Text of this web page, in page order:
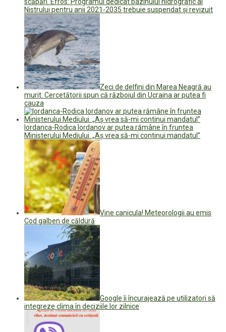
Nistrului pentru anii 2021-2035 trebuie suspendat și revizuit
Zeci de delfini din Marea Neagră au
murit. Cercetătorii spun că războiul din Ucraina ar putea fi
cauza
Iordanca-Rodica Iordanov ar putea rămâne în fruntea
Ministerului Mediului. „Aș vrea să-mi continui mandatul”
Vine canicula! Meteorologii au emis
Cod galben de căldură
Google îi încurajează pe utilizatori să
integreze clima în deciziile lor zilnice